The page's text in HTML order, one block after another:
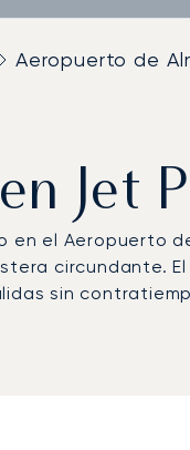
Aeropuerto de
Jet
en el Aeropuerto
circundante.
sin